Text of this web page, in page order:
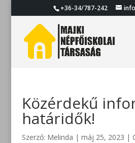
+36-34/787-242
Közérdekű
határidők!
Szerző: Melinda | máj 25, 2023 |